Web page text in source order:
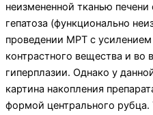
неизмененной тканью
гепатоза (функционально
проведении МРТ с
контрастного вещества и во
гиперплазии. Однако у
картина накопления
формой центрального рубца.